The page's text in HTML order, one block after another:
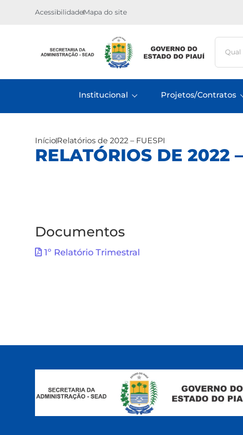
AcessibilidadeMapa do site
Institucional Projetos/Contratos
InícioRelatórios de 2022 – FUESPI
RELATÓRIOS DE 2022
Documentos
1º Relatório Trimestral